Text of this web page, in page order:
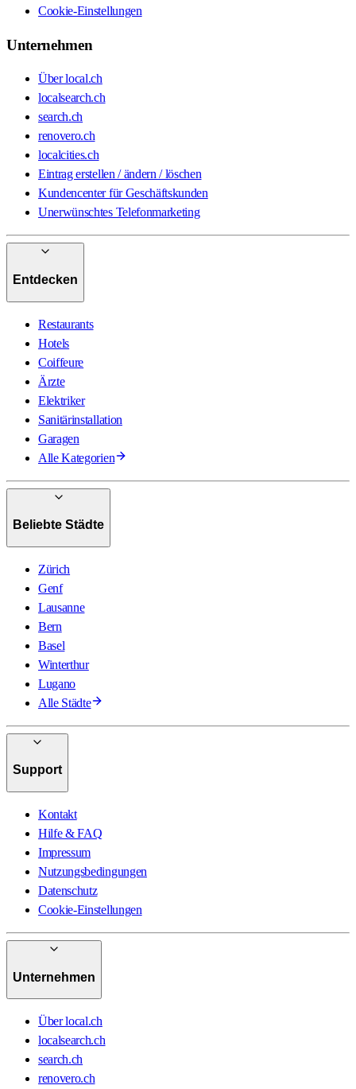
Cookie-Einstellungen
Unternehmen
Über local.ch
localsearch.ch
search.ch
renovero.ch
localcities.ch
Eintrag erstellen / ändern / löschen
Kundencenter für Geschäftskunden
Unerwünschtes Telefonmarketing
Entdecken
Restaurants
Hotels
Coiffeure
Ärzte
Elektriker
Sanitärinstallation
Garagen
Alle Kategorien
Beliebte Städte
Zürich
Genf
Lausanne
Bern
Basel
Winterthur
Lugano
Alle Städte
Support
Kontakt
Hilfe & FAQ
Impressum
Nutzungsbedingungen
Datenschutz
Cookie-Einstellungen
Unternehmen
Über local.ch
localsearch.ch
search.ch
renovero.ch